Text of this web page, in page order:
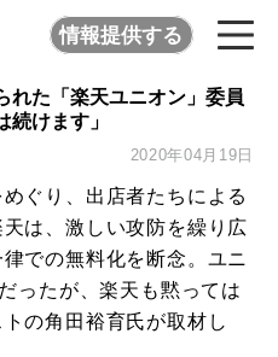
情報提供する
れた「楽天ユニオン」委員
けます」
2020年04月19日
ぐり、出店者たちによる
は、激しい攻防を繰り広
での無料化を断念。ユニ
ったが、楽天も黙っては
の角田裕育氏が取材し